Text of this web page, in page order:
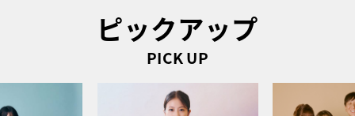
ピックアップ
PICK UP